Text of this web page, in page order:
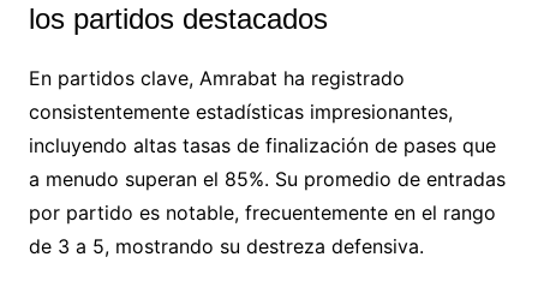
los partidos destacados
En partidos clave, Amrabat ha registrado
consistentemente estadísticas impresionantes,
incluyendo altas tasas de finalización de pases que
a menudo superan el 85%. Su promedio de entradas
por partido es notable, frecuentemente en el rango
de 3 a 5, mostrando su destreza defensiva.